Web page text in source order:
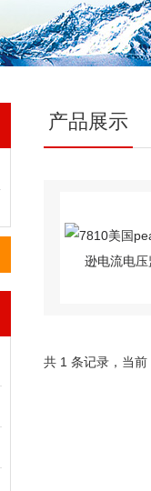
产品展示
共 1 条记录，当